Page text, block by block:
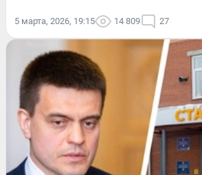
5 марта, 2026, 19:15 14 809 27